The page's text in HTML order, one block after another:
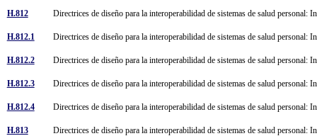
H.812 Directrices de diseño para la interoperabilidad de sistemas de salud personal:
H.812.1 Directrices de diseño para la interoperabilidad de sistemas de salud personal:
H.812.2 Directrices de diseño para la interoperabilidad de sistemas de salud personal:
H.812.3 Directrices de diseño para la interoperabilidad de sistemas de salud personal:
H.812.4 Directrices de diseño para la interoperabilidad de sistemas de salud personal:
H.813 Directrices de diseño para la interoperabilidad de sistemas de salud